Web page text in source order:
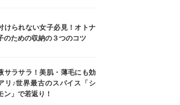
けられない女子必見！オトナ
のための収納の３つのコツ
サラサラ！美肌・薄毛にも効
リ♪世界最古のスパイス「シ
ン」で若返り！